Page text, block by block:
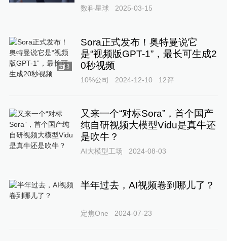
数科星球 2025-03-15
3
Sora正式发布！奥特曼说它
是“视频版GPT-1”，最长可生成2
0秒视频
10%公司 2024-12-10 12评
又来一个“对标Sora”，首个国产
纯自研视频大模型Vidu是真牛还
是吹牛？
AI大模型工场 2024-08-03
半年过去，AI视频卷到哪儿了？
定焦One 2024-07-23